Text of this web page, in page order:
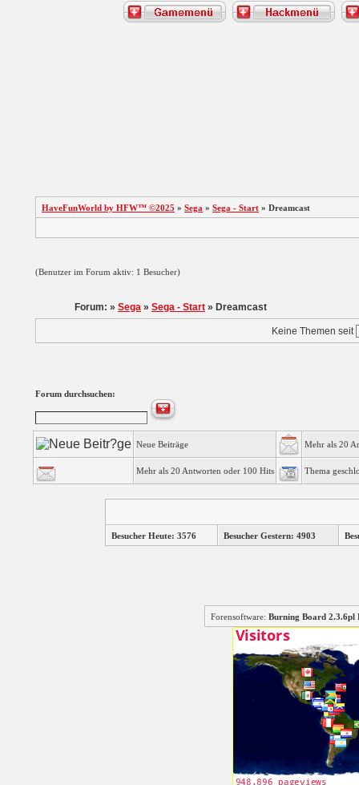
HaveFunWorld by HFW™ ©2025 » Sega » Sega - Start » Dreamcast
(Benutzer im Forum aktiv: 1 Besucher)
Forum: » Sega » Sega - Start » Dreamcast
Keine Themen seit
Forum durchsuchen:
Neue Beiträge Mehr als 20
Mehr als 20 Antworten oder 100 Hits Thema
Besucher Heute: 3576 Besucher Gestern: 4903
Forensoftware: Burning Board